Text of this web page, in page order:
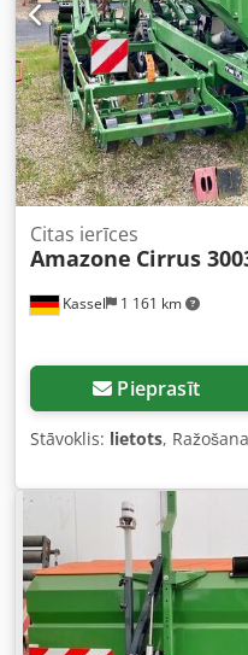
Kassel 1 161 km
Citas ierīces
Amazone Cirrus
Pieprasīt
Stāvoklis: lietots,